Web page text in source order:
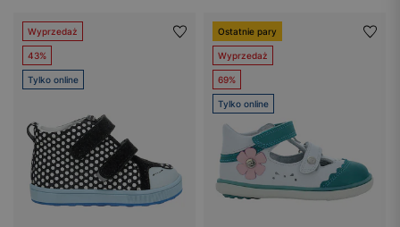
Wyprzedaż
43%
Tylko online
Ostatnie pary
Wyprzedaż
69%
Tylko online